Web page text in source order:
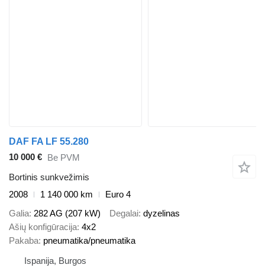
DAF FA LF 55.280
10 000 € Be PVM
Bortinis sunkvežimis
2008
1 140 000 km
Euro 4
Galia 282 AG (207 kW) Degalai dyzelinas
Ašių konfigūracija 4x2
Pakaba pneumatika/pneumatika
Ispanija, Burgos